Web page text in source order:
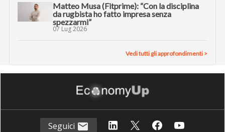
Matteo Musa (Fitprime): “Con la disciplina
da rugbista ho fatto impresa senza
spezzarmi”
07 Lug 2026
Vedi tutti gli approfondimenti >
Seguici